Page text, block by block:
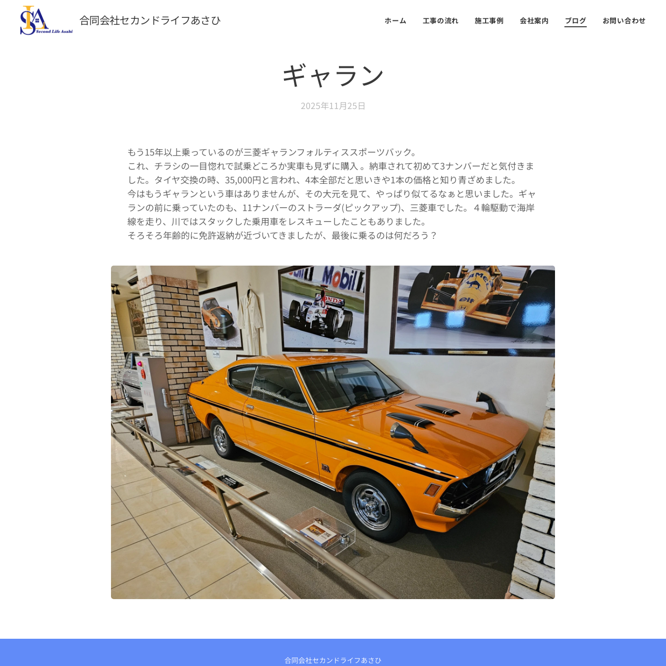
合同会社セカンドライフあさひ ホーム 工事の流れ 施工事例 会社案内 ブログ お問い合わせ
ギャラン
2025年11月25日
もう15年以上乗っているのが三菱ギャランフォルティススポーツバック。
これ、チラシの一目惚れで試乗どころか実車も見ずに購入 。納車されて初めて3ナンバーだと気付きま
した。タイヤ交換の時、35,000円と言われ、4本全部だと思いきや1本の価格と知り青ざめました。
今はもうギャランという車はありませんが、その大元を見て、やっぱり似てるなぁと思いました。ギャ
ランの前に乗っていたのも、11ナンバーのストラーダ(ピックアップ)、三菱車でした。４輪駆動で海岸
線を走り、川ではスタックした乗用車をレスキューしたこともありました。
そろそろ年齢的に免許返納が近づいてきましたが、最後に乗るのは何だろう？
合同会社セカンドライフあさひ